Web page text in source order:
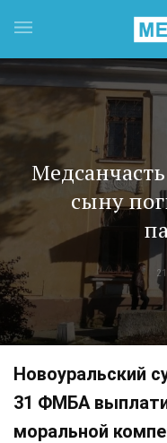
сыну
Новоуральский
31 ФМБА
моральной